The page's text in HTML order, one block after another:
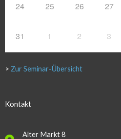
24 25 26 27
31 1 2 3
> Zur Seminar-Übersicht
Kontakt
Alter Markt 8